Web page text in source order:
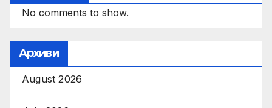
No comments to show.
Архиви
August 2026